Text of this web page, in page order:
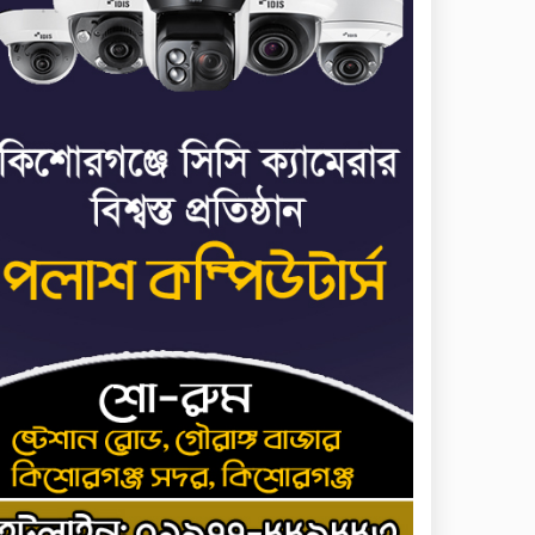
পালানোর ফ্লাইট কীভাবে
মিস করেছিলেন সালমান
এফ রহমান
মৃত্যুদণ্ড বাদ না দেওয়ায়
প্রত্যক্ষদর্শীদের তথ্য দেয়নি
জাতিসংঘ: ট্রাইব্যুনালকে
প্রসিকিউটর
মানবসেবা ফাউন্ডেশনের
আয়োজনে কাফন-দাফন
বিষয়ক বিশেষ প্রশিক্ষণ
১০
৪ বিভাগে অতি ভারি বৃষ্টির
সতর্কবার্তা